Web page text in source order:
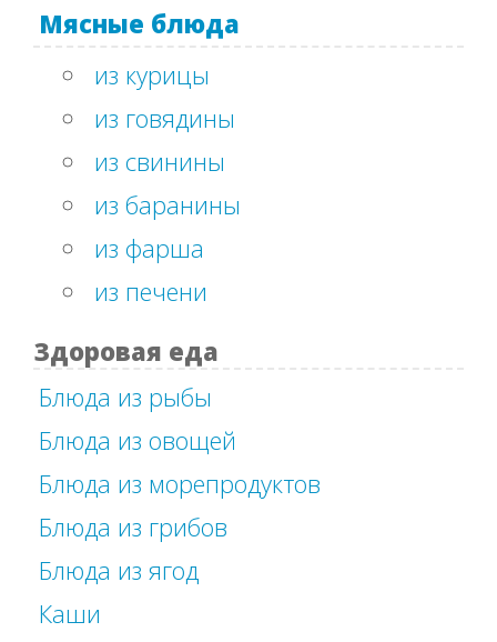
Мясные блюда
из курицы
из говядины
из свинины
из баранины
из фарша
из печени
Здоровая еда
Блюда из рыбы
Блюда из овощей
Блюда из морепродуктов
Блюда из грибов
Блюда из ягод
Каши